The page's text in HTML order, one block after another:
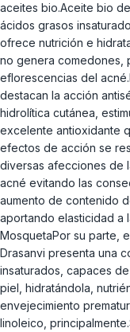
aceites bio.Aceite bio
ácidos grasos
ofrece nutrición e
no genera comedones,
eflorescencias del
destacan la acción
hidrolítica cutánea,
excelente antioxidante
efectos de acción se
diversas afecciones de
acné evitando las
aumento de contenido
aportando elasticidad a
MosquetaPor su parte,
Drasanvi presenta una
insaturados, capaces
piel, hidratándola,
envejecimiento
linoleico,